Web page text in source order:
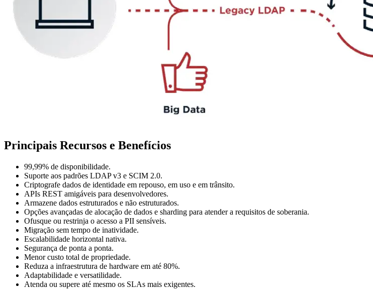
Principais Recursos e Benefícios
99,99% de disponibilidade.
Suporte aos padrões LDAP v3 e SCIM 2.0.
Criptografe dados de identidade em repouso, em uso e em trânsito.
APIs REST amigáveis para desenvolvedores.
Armazene dados estruturados e não estruturados.
Opções avançadas de alocação de dados e sharding para atender a requisitos de soberania.
Ofusque ou restrinja o acesso a PII sensíveis.
Migração sem tempo de inatividade.
Escalabilidade horizontal nativa.
Segurança de ponta a ponta.
Menor custo total de propriedade.
Reduza a infraestrutura de hardware em até 80%.
Adaptabilidade e versatilidade.
Atenda ou supere até mesmo os SLAs mais exigentes.